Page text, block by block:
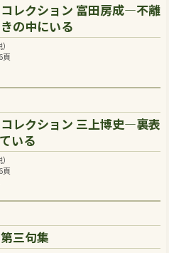
レクション 富田房成―不離
の中にいる
頁
レクション 三上博史―裏表
いる
頁
三句集